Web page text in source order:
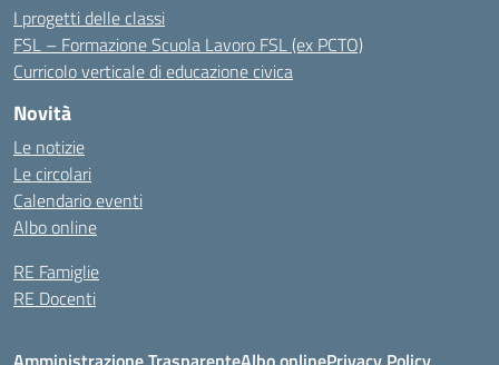
I progetti delle classi
FSL – Formazione Scuola Lavoro FSL (ex PCTO)
Curricolo verticale di educazione civica
Novità
Le notizie
Le circolari
Calendario eventi
Albo online
RE Famiglie
RE Docenti